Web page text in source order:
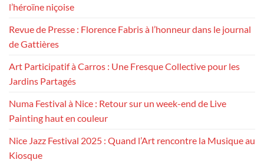
l’héroïne niçoise
Revue de Presse : Florence Fabris à l’honneur dans le journal
de Gattières
Art Participatif à Carros : Une Fresque Collective pour les
Jardins Partagés
Numa Festival à Nice : Retour sur un week-end de Live
Painting haut en couleur
Nice Jazz Festival 2025 : Quand l’Art rencontre la Musique au
Kiosque